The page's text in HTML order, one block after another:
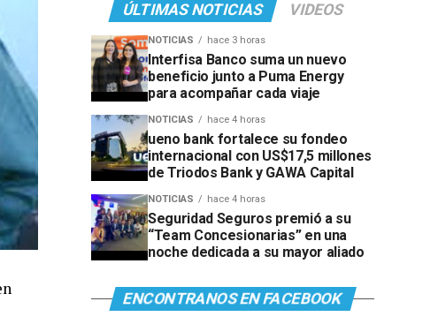
ÚLTIMAS NOTICIAS VIDEOS
NOTICIAS hace 3 horas
Interfisa Banco suma un nuevo
beneficio junto a Puma Energy
para acompañar cada viaje
NOTICIAS hace 4 horas
ueno bank fortalece su fondeo
internacional con US$17,5 millones
de Triodos Bank y GAWA Capital
NOTICIAS hace 4 horas
Seguridad Seguros premió a su
“Team Concesionarias” en una
noche dedicada a su mayor aliado
ENCONTRANOS EN FACEBOOK